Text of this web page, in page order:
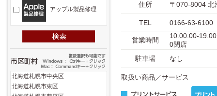
住所 〒070-8004 北
TEL 0166-63-6100
営業時間
10:00:00-
0閉店
駐車場
なし
取扱い商品／サービス
アップル製品修理